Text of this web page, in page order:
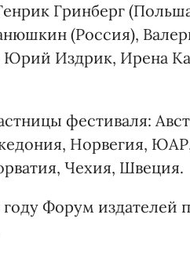
Гринберг
(Россия),
Юрий Издрик, Ирена
фестиваля:
Норвегия,
Чехия, Швеция.
Форум издателей